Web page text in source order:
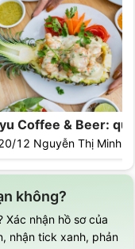
không?
Xác nhận hồ sơ của
nhận tick xanh, phản